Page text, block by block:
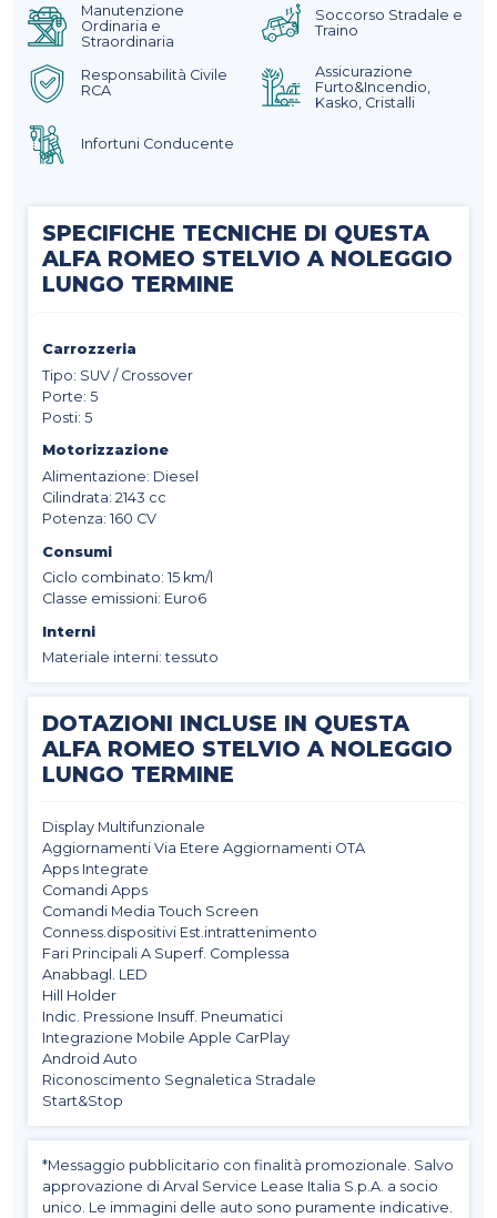
Manutenzione
Ordinaria e
Straordinaria
Soccorso Stradale e
Traino
Responsabilità Civile
RCA
Assicurazione
Furto&Incendio,
Kasko, Cristalli
Infortuni Conducente
SPECIFICHE TECNICHE DI QUESTA
ALFA ROMEO STELVIO A NOLEGGIO
LUNGO TERMINE
Carrozzeria
Tipo: SUV / Crossover
Porte: 5
Posti: 5
Motorizzazione
Alimentazione: Diesel
Cilindrata: 2143 cc
Potenza: 160 CV
Consumi
Ciclo combinato: 15 km/l
Classe emissioni: Euro6
Interni
Materiale interni: tessuto
DOTAZIONI INCLUSE IN QUESTA
ALFA ROMEO STELVIO A NOLEGGIO
LUNGO TERMINE
Display Multifunzionale
Aggiornamenti Via Etere Aggiornamenti OTA
Apps Integrate
Comandi Apps
Comandi Media Touch Screen
Conness.dispositivi Est.intrattenimento
Fari Principali A Superf. Complessa
Anabbagl. LED
Hill Holder
Indic. Pressione Insuff. Pneumatici
Integrazione Mobile Apple CarPlay
Android Auto
Riconoscimento Segnaletica Stradale
Start&Stop
*Messaggio pubblicitario con finalità promozionale. Salvo
approvazione di Arval Service Lease Italia S.p.A. a socio
unico. Le immagini delle auto sono puramente indicative.